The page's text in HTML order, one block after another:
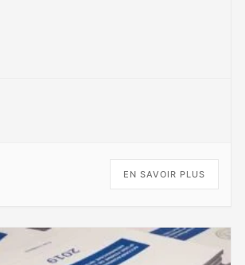
EN SAVOIR PLUS